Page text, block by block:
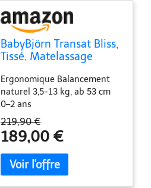
BabyBjörn Transat Bliss,
Tissé, Matelassage
Ergonomique Balancement
naturel 3,5-13 kg, ab 53 cm
0–2 ans
219,90 €
189,00 €